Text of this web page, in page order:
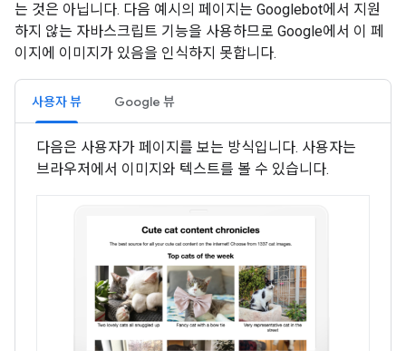
는 것은 아닙니다. 다음 예시의 페이지는 Googlebot에서 지원
하지 않는 자바스크립트 기능을 사용하므로 Google에서 이 페
이지에 이미지가 있음을 인식하지 못합니다.
사용자 뷰 Google 뷰
다음은 사용자가 페이지를 보는 방식입니다. 사용자는
브라우저에서 이미지와 텍스트를 볼 수 있습니다.